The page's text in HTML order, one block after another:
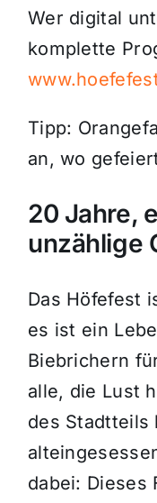
Wer digital
komplette
Tipp:
an, wo
20 Jahre,
unzählige
Das Höfefest
es ist ein
Biebrichern
alle, die Lust
des Stadtteils
dabei: Dieses